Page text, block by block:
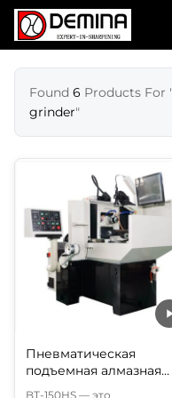
Found 6 Products For
grinder"
Пневматическая
подъемная алмазная
шлифовальная машина
BT-150HS — это